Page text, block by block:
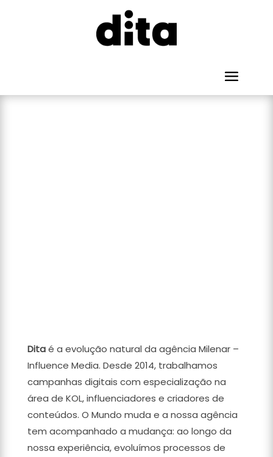
Ditaé a evolução natural da agência Milenar –
Influence Media. Desde 2014, trabalhamos
campanhas digitais com especialização na
área de KOL, influenciadores e criadores de
conteúdos. O Mundo muda e a nossa agência
tem acompanhado a mudança: ao longo da
nossa experiência, evoluímos processos de